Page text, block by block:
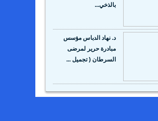
بالذخي...
د. نهاد الدباس مؤسس
مبادرة حرير لمرضى
السرطان ( تجميل ...